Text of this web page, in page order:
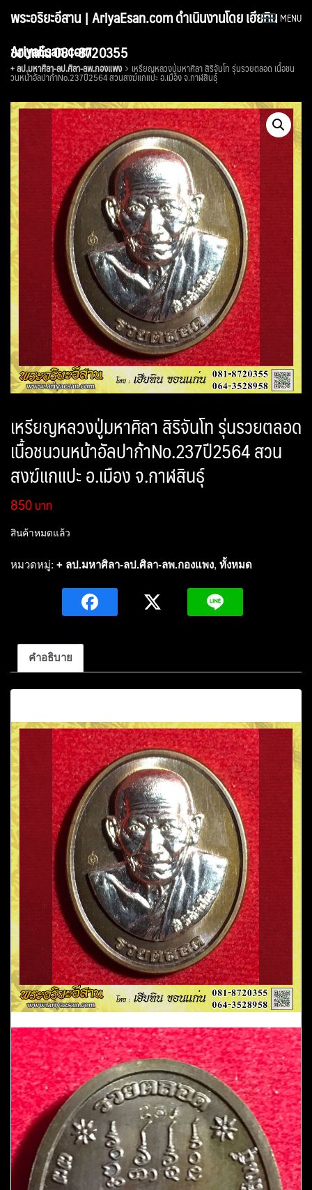
พระอริยะอีสาน | AriyaEsan.com ดำเนินงานโดย เฮียทิน
ขอนแก่น 081-8720355
MENU
AriyaEsan.com
+ ลป.มหาศิลา-ลป.ศิลา-ลพ.กองแพง เหรียญหลวงปู่มหาศิลา สิริจันโท รุ่นรวยตลอด เนื้อชน
วนหน้าอัลปาก้าNo.237ปี2564 สวนสงฆ์แกแปะ อ.เมือง จ.กาฬสินธุ์
เหรียญหลวงปู่มหาศิลา สิริจันโท รุ่นรวยตลอด
เนื้อชนวนหน้าอัลปาก้าNo.237ปี2564 สวน
สงฆ์แกแปะ อ.เมือง จ.กาฬสินธุ์
850
สินค้าหมดแล้ว
หมวดหมู่: + ลป.มหาศิลา-ลป.ศิลา-ลพ.กองแพง, ทั้งหมด
คำอธิบาย